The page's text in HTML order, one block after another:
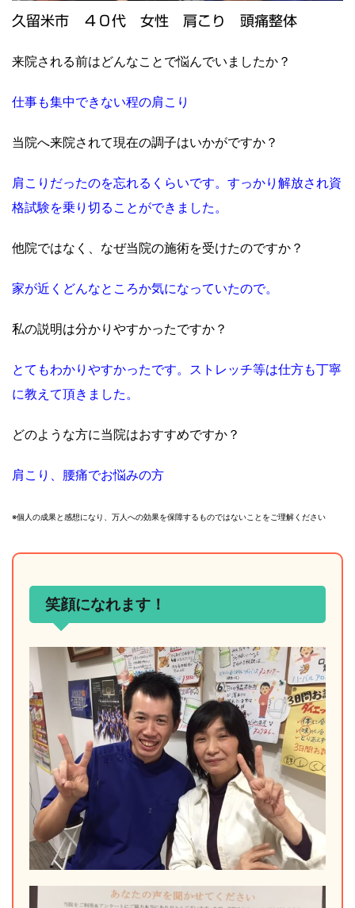
久留米市 ４０代 女性 肩こり 頭痛整体
来院される前はどんなことで悩んでいましたか？
仕事も集中できない程の肩こり
当院へ来院されて現在の調子はいかがですか？
肩こりだったのを忘れるくらいです。すっかり解放され資
格試験を乗り切ることができました。
他院ではなく、なぜ当院の施術を受けたのですか？
家が近くどんなところか気になっていたので。
私の説明は分かりやすかったですか？
とてもわかりやすかったです。ストレッチ等は仕方も丁寧
に教えて頂きました。
どのような方に当院はおすすめですか？
肩こり、腰痛でお悩みの方
※個人の成果と感想になり、万人への効果を保障するものではないことをご理解ください
笑顔になれます！